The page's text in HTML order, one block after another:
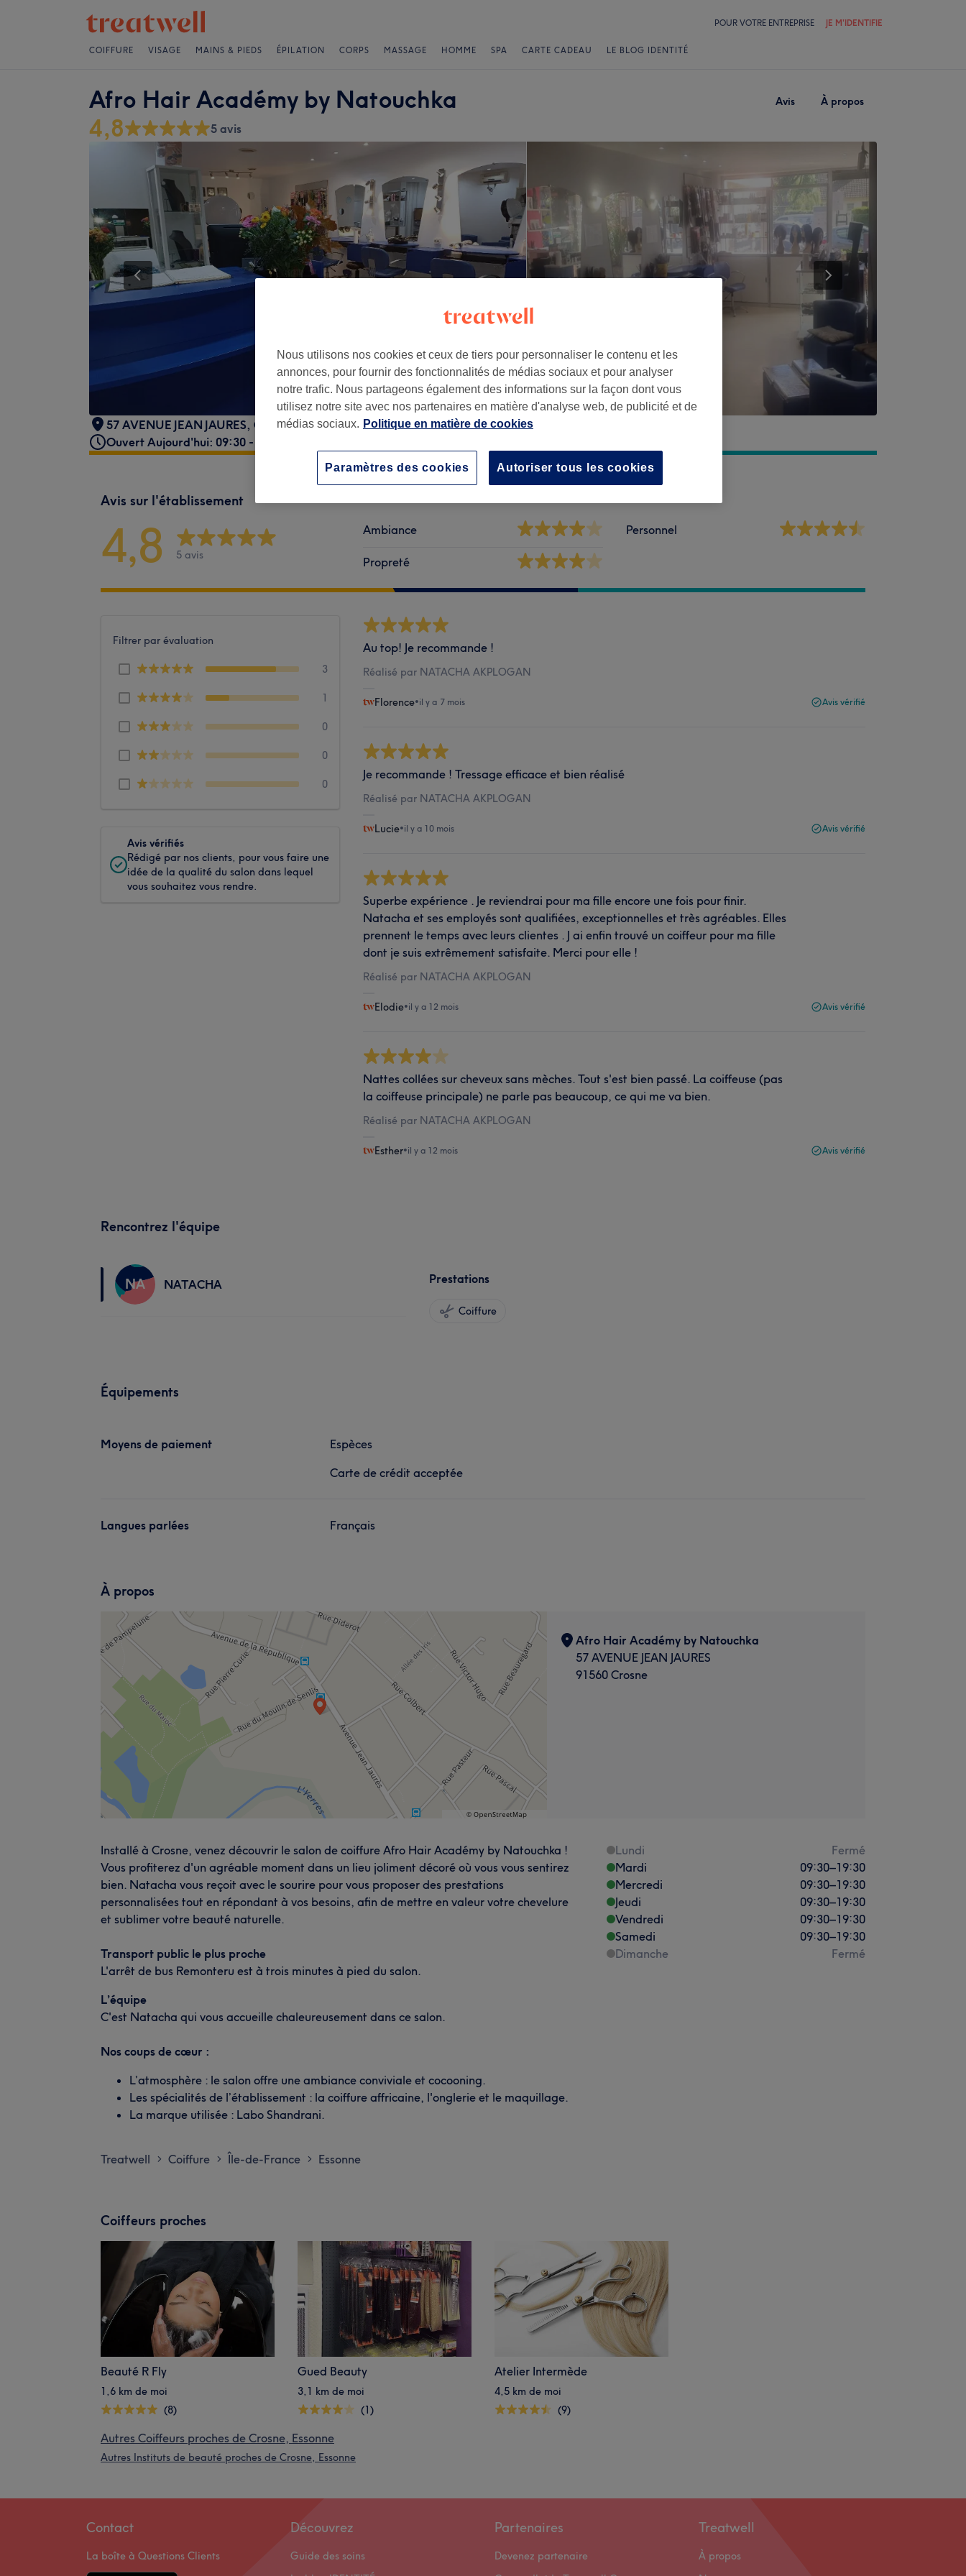
POUR VOTRE ENTREPRISE JE M'IDENTIFIE
COIFFURE VISAGE MAINS & PIEDS ÉPILATION CORPS MASSAGE HOMME SPA CARTE CADEAU LE BLOG IDENTITÉ
Afro Hair Académy by Natouchka Avis À propos
4,8 5 avis
57 AVENUE JEAN JAURES, Crosne, 91560
Ouvert Aujourd'hui: 09:30 - 19:30
Avis sur l'établissement
4,8 5 avis
Ambiance
Propreté
Personnel
Filtrer par évaluation
3
1
0
0
0
Avis vérifiés
Rédigé par nos clients, pour vous faire une
idée de la qualité du salon dans lequel
vous souhaitez vous rendre.
Au top! Je recommande !
Réalisé par NATACHA AKPLOGAN
Florence•il y a 7 mois Avis vérifié
Je recommande ! Tressage efficace et bien réalisé
Réalisé par NATACHA AKPLOGAN
Lucie•il y a 10 mois Avis vérifié
Superbe expérience . Je reviendrai pour ma fille encore une fois pour finir.
Natacha et ses employés sont qualifiées, exceptionnelles et très agréables. Elles
prennent le temps avec leurs clientes . J ai enfin trouvé un coiffeur pour ma fille
dont je suis extrêmement satisfaite. Merci pour elle !
Réalisé par NATACHA AKPLOGAN
Elodie•il y a 12 mois Avis vérifié
Nattes collées sur cheveux sans mèches. Tout s'est bien passé. La coiffeuse (pas
la coiffeuse principale) ne parle pas beaucoup, ce qui me va bien.
Réalisé par NATACHA AKPLOGAN
Esther•il y a 12 mois Avis vérifié
Rencontrez l'équipe
NA NATACHA Prestations
Coiffure
Équipements
Moyens de paiement
Espèces
Carte de crédit acceptée
Langues parlées Français
À propos
Afro Hair Académy by Natouchka
57 AVENUE JEAN JAURES
91560 Crosne
Installé à Crosne, venez découvrir le salon de coiffure Afro Hair Académy by Natouchka !
Vous profiterez d'un agréable moment dans un lieu joliment décoré où vous vous sentirez
bien. Natacha vous reçoit avec le sourire pour vous proposer des prestations
personnalisées tout en répondant à vos besoins, afin de mettre en valeur votre chevelure
et sublimer votre beauté naturelle.
Transport public le plus proche
L'arrêt de bus Remonteru est à trois minutes à pied du salon.
L’équipe
C'est Natacha qui vous accueille chaleureusement dans ce salon.
Nos coups de cœur :
L’atmosphère : le salon offre une ambiance conviviale et cocooning.
Les spécialités de l’établissement : la coiffure affricaine, l'onglerie et le maquillage.
La marque utilisée : Labo Shandrani.
Lundi
Fermé
Mardi
09:30–19:30
Mercredi
09:30–19:30
Jeudi
09:30–19:30
Vendredi
09:30–19:30
Samedi
09:30–19:30
Dimanche
Fermé
Treatwell > Coiffure > Île-de-France > Essonne
Coiffeurs proches
Beauté R Fly
1,6 km de moi
(8)
Gued Beauty
3,1 km de moi
(1)
Atelier Intermède
4,5 km de moi
(9)
Autres Coiffeurs proches de Crosne, Essonne
Autres Instituts de beauté proches de Crosne, Essonne
Contact
La boîte à Questions Clients
Découvrez
Guide des soins
Partenaires
Devenez partenaire
Treatwell
À propos
Nous utilisons nos cookies et ceux de tiers pour personnaliser le contenu et les
annonces, pour fournir des fonctionnalités de médias sociaux et pour analyser
notre trafic. Nous partageons également des informations sur la façon dont vous
utilisez notre site avec nos partenaires en matière d'analyse web, de publicité et de
médias sociaux. Politique en matière de cookies
Autoriser tous les cookies
Paramètres des cookies